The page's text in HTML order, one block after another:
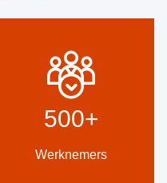
500+
Werknemers